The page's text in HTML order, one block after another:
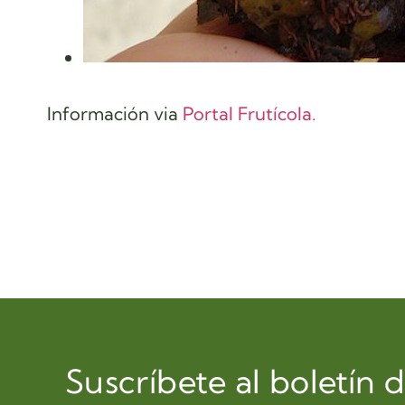
Información via Portal Frutícola.
Suscríbete al boletín